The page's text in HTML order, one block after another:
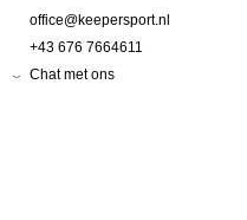
office@keepersport.nl
+43 676 7664611
Chat met ons